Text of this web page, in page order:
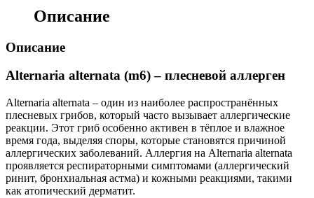
Описание
Описание
Alternaria alternata (m6) – плесневой аллерген
Alternaria alternata – один из наиболее распространённых
плесневых грибов, который часто вызывает аллергические
реакции. Этот гриб особенно активен в тёплое и влажное
время года, выделяя споры, которые становятся причиной
аллергических заболеваний. Аллергия на Alternaria alternata
проявляется респираторными симптомами (аллергический
ринит, бронхиальная астма) и кожными реакциями, такими
как атопический дерматит.